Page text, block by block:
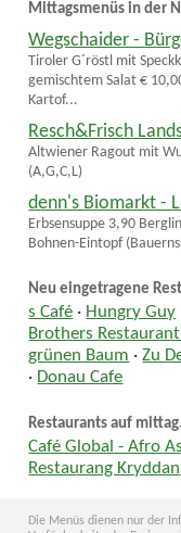
Mittagsmenüs in der
Wegschaider -
Tiroler G´röstl mit
gemischtem Salat €
Kartof...
Resch&Frisch
Altwiener Ragout mit
(A,G,C,L)
denn's Biomarkt -
Erbsensuppe 3,90
Bohnen-Eintopf
Neu eingetragene
s Café · Hungry Guy
Brothers
grünen Baum ·Zu
· Donau Cafe
Restaurants auf
Café Global - Afro
Restaurang Kryddan
Die Menüs dienen nur der